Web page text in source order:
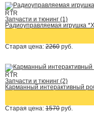
RTR
Запчасти и тюнинг (1)
Радиоуправляемая игрушка
Старая цена: 2260 руб.
RTR
Запчасти и тюнинг (2)
Карманный интерактивный
Старая цена: 1570 руб.